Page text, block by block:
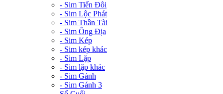
- Sim Tiến Đôi
- Sim Lộc Phát
- Sim Thần Tài
- Sim Ông Địa
- Sim Kép
- Sim kép khác
- Sim Lặp
- Sim lặp khác
- Sim Gánh
- Sim Gánh 3